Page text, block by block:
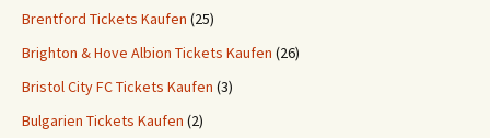
Brentford Tickets Kaufen (25)
Brighton & Hove Albion Tickets Kaufen (26)
Bristol City FC Tickets Kaufen (3)
Bulgarien Tickets Kaufen (2)